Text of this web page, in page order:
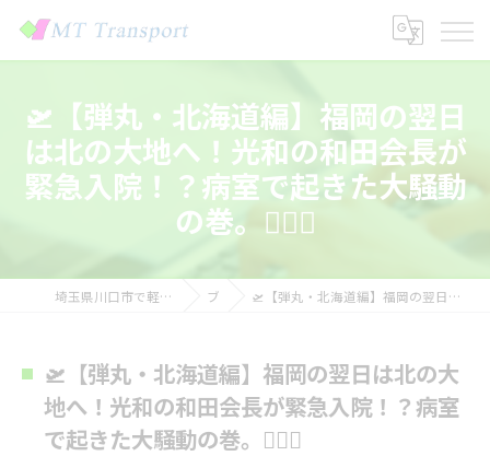
🛫【弾丸・北海道編】福岡の翌日
は北の大地へ！光和の和田会長が
緊急入院！？病室で起きた大騒動
の巻。🕵️‍♂️💥
埼玉県川口市で軽貨物の求人なら株式会社MTトランスポート ブログ 🛫【弾丸・北海道編】福岡の翌日は北の大地へ！光和の和田会長が緊急入院！？病室で起きた大騒動の巻。🕵️‍♂️💥
🛫【弾丸・北海道編】福岡の翌日は北の大
地へ！光和の和田会長が緊急入院！？病室
で起きた大騒動の巻。🕵️‍♂️💥